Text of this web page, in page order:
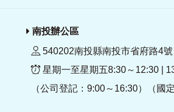
南投辦公區
540202南投縣南投市省府路4號
星期一至星期五8:30～12:30 |
（公司登記：9:00～16:30）（國